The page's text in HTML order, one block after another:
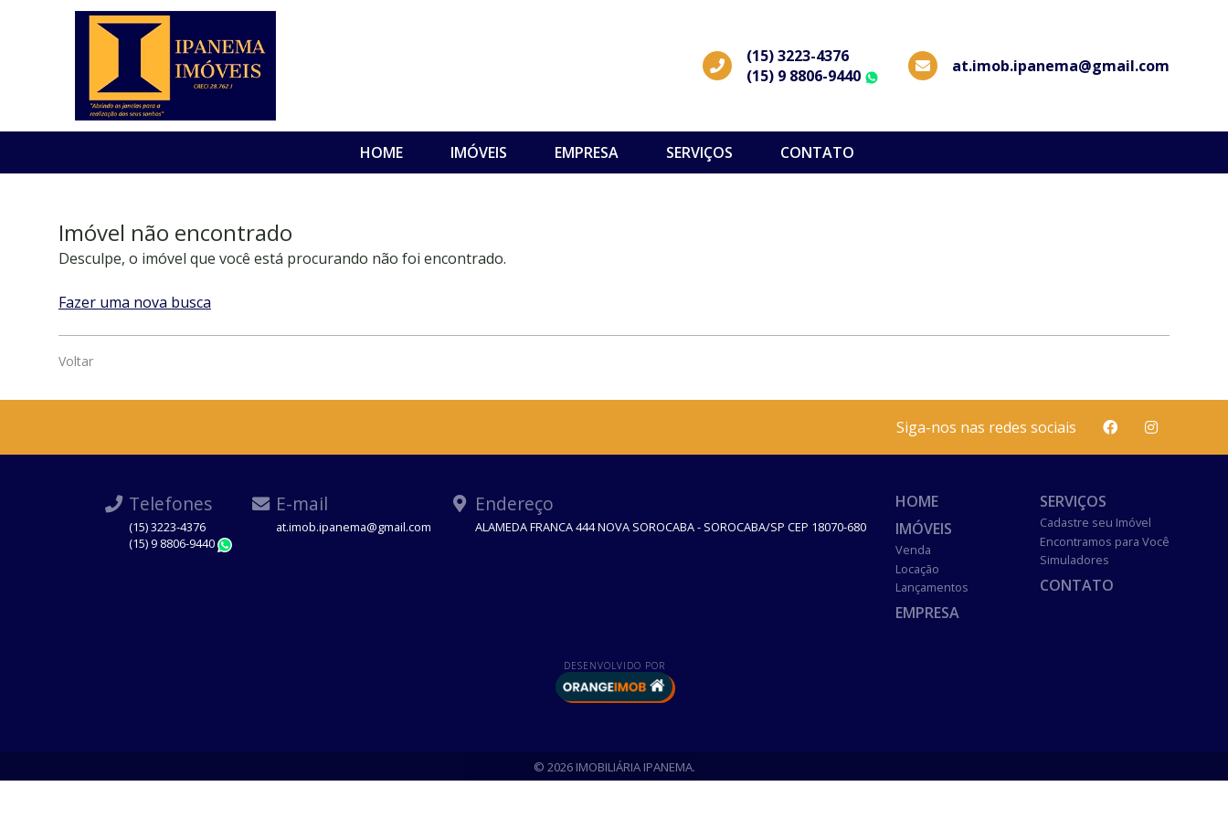
(15) 3223-4376
(15) 9 8806-9440
WhatsApp
at.imob.ipanema@gmail.com
HOME IMÓVEIS EMPRESA SERVIÇOS CONTATO
Imóvel não encontrado
Desculpe, o imóvel que você está procurando não foi encontrado.
Fazer uma nova busca
Voltar
Siga-nos nas redes sociais
Telefones
(15) 3223-4376
(15) 9 8806-9440
E-mail
at.imob.ipanema@gmail.com
Endereço
ALAMEDA FRANCA 444 NOVA SOROCABA - SOROCABA/SP CEP 18070-680
HOME
IMÓVEIS
Venda
Locação
Lançamentos
EMPRESA
SERVIÇOS
Cadastre seu Imóvel
Encontramos para Você
Simuladores
CONTATO
DESENVOLVIDO POR
© 2026 IMOBILIÁRIA IPANEMA.